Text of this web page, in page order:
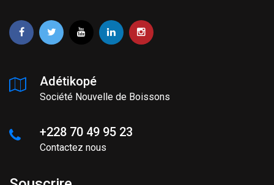
Adétikopé
Société Nouvelle de Boissons
+228 70 49 95 23
Contactez nous